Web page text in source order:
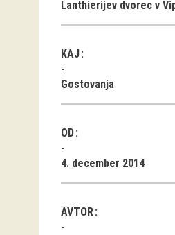
Lanthierijev dvorec v
KAJ
Gostovanja
OD
4. december 2014
AVTOR